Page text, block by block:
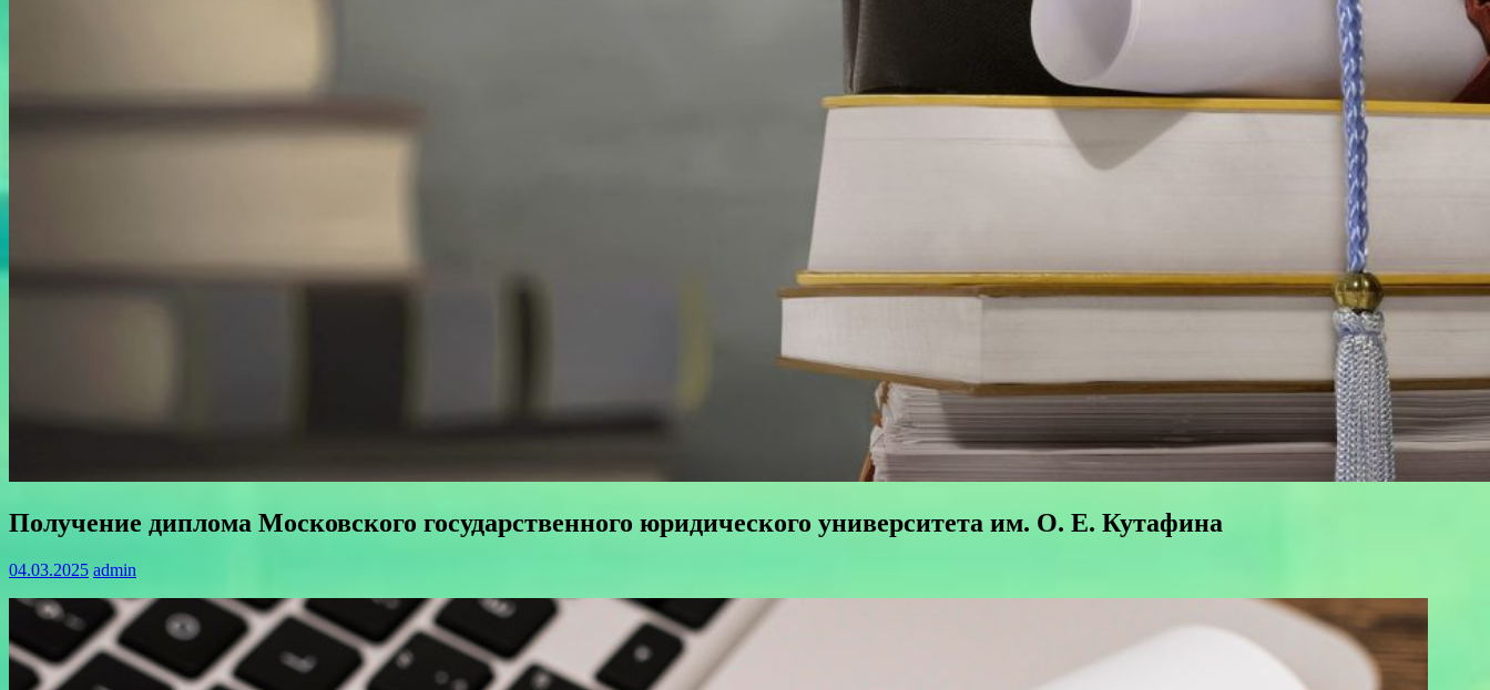
Получение диплома Московского государственного юридического университета им. О. Е. Кутафина
04.03.2025 admin